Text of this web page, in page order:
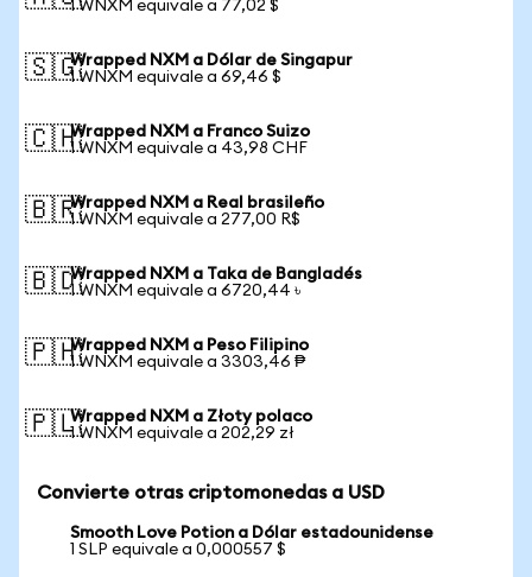
1 WNXM equivale a 77,02 $
🇸🇬Wrapped NXM a Dólar de Singapur
1 WNXM equivale a 69,46 $
🇨🇭Wrapped NXM a Franco Suizo
1 WNXM equivale a 43,98 CHF
🇧🇷Wrapped NXM a Real brasileño
1 WNXM equivale a 277,00 R$
🇧🇩Wrapped NXM a Taka de Bangladés
1 WNXM equivale a 6720,44 ৳
🇵🇭Wrapped NXM a Peso Filipino
1 WNXM equivale a 3303,46 ₱
🇵🇱Wrapped NXM a Złoty polaco
1 WNXM equivale a 202,29 zł
Convierte otras criptomonedas a USD
Smooth Love Potion a Dólar estadounidense
1 SLP equivale a 0,000557 $